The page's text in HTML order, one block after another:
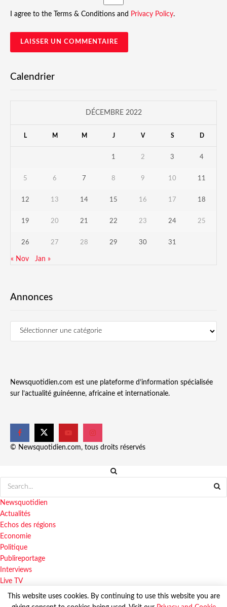
I agree to the Terms & Conditions and Privacy Policy.
Calendrier
DÉCEMBRE 2022
L M M J V S D
1 2 3 4
5 6 7 8 9 10 11
12 13 14 15 16 17 18
19 20 21 22 23 24 25
26 27 28 29 30 31
« Nov Jan »
Annonces
Newsquotidien.com est une plateforme d’information spécialisée
sur l’actualité guinéenne, africaine et internationale.
© Newsquotidien.com, tous droits réservés
Newsquotidien
Actualités
Echos des régions
Economie
Politique
Publireportage
Interviews
Live TV
This website uses cookies. By continuing to use this website you are